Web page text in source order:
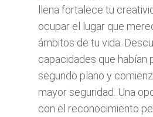
llena fortalece tu
ocupar el lugar que
ámbitos de tu vida.
capacidades que habían
segundo plano y
mayor seguridad. Una
con el reconocimiento